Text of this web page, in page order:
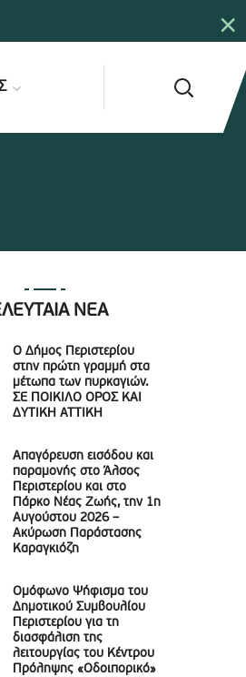
ΝΕΑ
Ο Δήμος Περιστερίου
στην πρώτη γραμμή στα
μέτωπα των πυρκαγιών.
ΣΕ ΠΟΙΚΙΛΟ ΟΡΟΣ ΚΑΙ
ΔΥΤΙΚΗ ΑΤΤΙΚΗ
Απαγόρευση εισόδου και
παραμονής στο Άλσος
Περιστερίου και στο
Πάρκο Νέας Ζωής, την 1η
Αυγούστου 2026 –
Ακύρωση Παράστασης
Καραγκιόζη
Ομόφωνο Ψήφισμα του
Δημοτικού Συμβουλίου
Περιστερίου για τη
διασφάλιση της
λειτουργίας του Κέντρου
Πρόληψης «Οδοιπορικό»
×